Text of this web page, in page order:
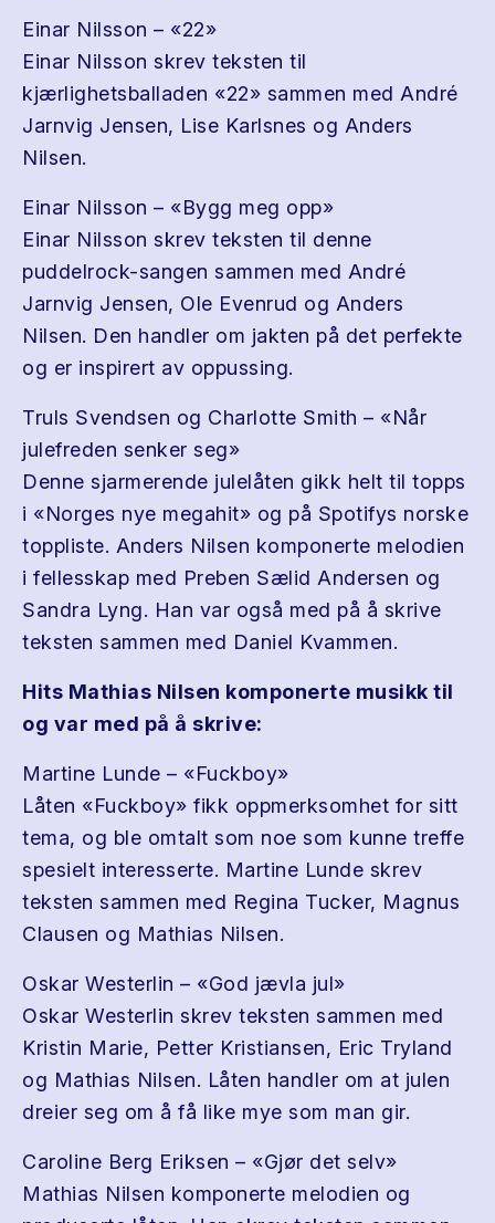
Einar Nilsson – «22»
Einar Nilsson skrev teksten til
kjærlighetsballaden «22» sammen med André
Jarnvig Jensen, Lise Karlsnes og Anders
Nilsen.
Einar Nilsson – «Bygg meg opp»
Einar Nilsson skrev teksten til denne
puddelrock-sangen sammen med André
Jarnvig Jensen, Ole Evenrud og Anders
Nilsen. Den handler om jakten på det perfekte
og er inspirert av oppussing.
Truls Svendsen og Charlotte Smith – «Når
julefreden senker seg»
Denne sjarmerende julelåten gikk helt til topps
i «Norges nye megahit» og på Spotifys norske
toppliste. Anders Nilsen komponerte melodien
i fellesskap med Preben Sælid Andersen og
Sandra Lyng. Han var også med på å skrive
teksten sammen med Daniel Kvammen.
Hits Mathias Nilsen komponerte musikk til
og var med på å skrive:
Martine Lunde – «Fuckboy»
Låten «Fuckboy» fikk oppmerksomhet for sitt
tema, og ble omtalt som noe som kunne treffe
spesielt interesserte. Martine Lunde skrev
teksten sammen med Regina Tucker, Magnus
Clausen og Mathias Nilsen.
Oskar Westerlin – «God jævla jul»
Oskar Westerlin skrev teksten sammen med
Kristin Marie, Petter Kristiansen, Eric Tryland
og Mathias Nilsen. Låten handler om at julen
dreier seg om å få like mye som man gir.
Caroline Berg Eriksen – «Gjør det selv»
Mathias Nilsen komponerte melodien og